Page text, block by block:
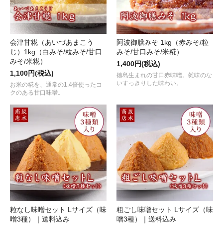
会津甘糀（あいづあまこう
じ）1kg（白みそ/粒みそ/甘口
みそ/米糀）
1,100円(税込)
お米の糀を、通常の1.4倍使ったコ
クのある甘口味噌。
阿波御膳みそ 1kg（赤みそ/粒
みそ/甘口みそ/米糀）
1,400円(税込)
徳島生まれの甘口赤味噌。雑味のな
いすっきりした味わい。
粒なし味噌セット Lサイズ（味
噌3種）｜送料込み
粗ごし味噌セット Lサイズ（味
噌3種）｜送料込み